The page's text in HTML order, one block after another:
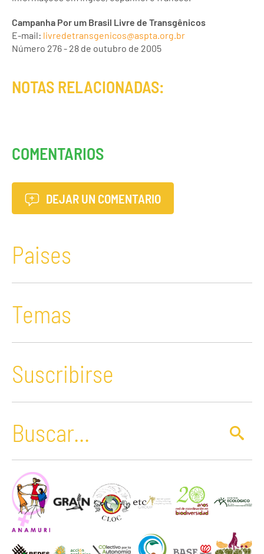
Campanha Por um Brasil Livre de Transgênicos
E-mail: livredetransgenicos@aspta.org.br
Número 276 - 28 de outubro de 2005
NOTAS RELACIONADAS:
COMENTARIOS
DEJAR UN COMENTARIO
Paises
Temas
Suscribirse